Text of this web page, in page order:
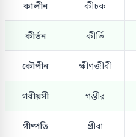
কালীন কীচক
কীর্তন কীর্তি
কৌপীন ক্ষীণজীবী
গরীয়সী গম্ভীর
গীষ্পতি গ্রীবা